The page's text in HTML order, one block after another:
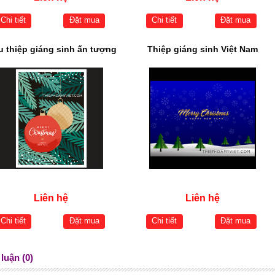
Chi tiết Đặt mua Chi tiết Đặt mua
thiệp giáng sinh ấn tượng
Liên hệ
Chi tiết Đặt mua
Thiệp giáng sinh Việt Nam
Liên hệ
Chi tiết Đặt mua
(0)